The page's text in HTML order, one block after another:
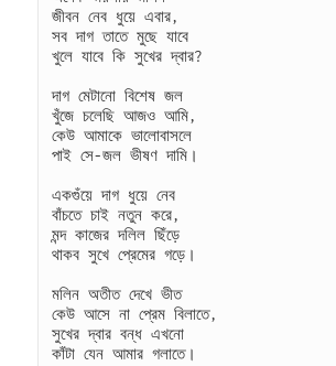
জীবন নেব ধুয়ে এবার,
সব দাগ তাতে মুছে যাবে
খুলে যাবে কি সুখের দ্বার?
দাগ মেটানো বিশেষ জল
খুঁজে চলেছি আজও আমি,
কেউ আমাকে ভালোবাসলে
পাই সে-জল ভীষণ দামি।
একগুঁয়ে দাগ ধুয়ে নেব
বাঁচতে চাই নতুন করে,
মন্দ কাজের দলিল ছিঁড়ে
থাকব সুখে প্রেমের গড়ে।
মলিন অতীত দেখে ভীত
কেউ আসে না প্রেম বিলাতে,
সুখের দ্বার বন্ধ এখনো
কাঁটা যেন আমার গলাতে।